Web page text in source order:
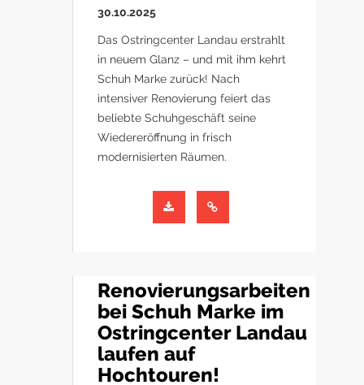
30.10.2025
Das Ostringcenter Landau erstrahlt
in neuem Glanz – und mit ihm kehrt
Schuh Marke zurück! Nach
intensiver Renovierung feiert das
beliebte Schuhgeschäft seine
Wiedereröffnung in frisch
modernisierten Räumen.
Renovierungsarbeiten
bei Schuh Marke im
Ostringcenter Landau
laufen auf
Hochtouren!